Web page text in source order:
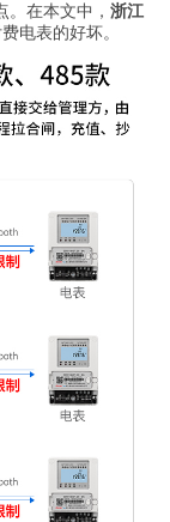
在本文中， 浙江
电表的好坏。